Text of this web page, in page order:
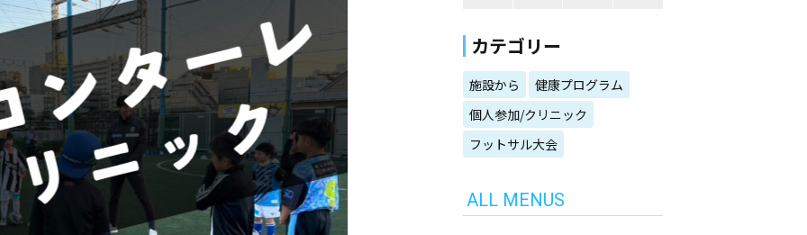
カテゴリー
施設から
健康プログラム
個人参加/クリニック
フットサル大会
ALL MENUS